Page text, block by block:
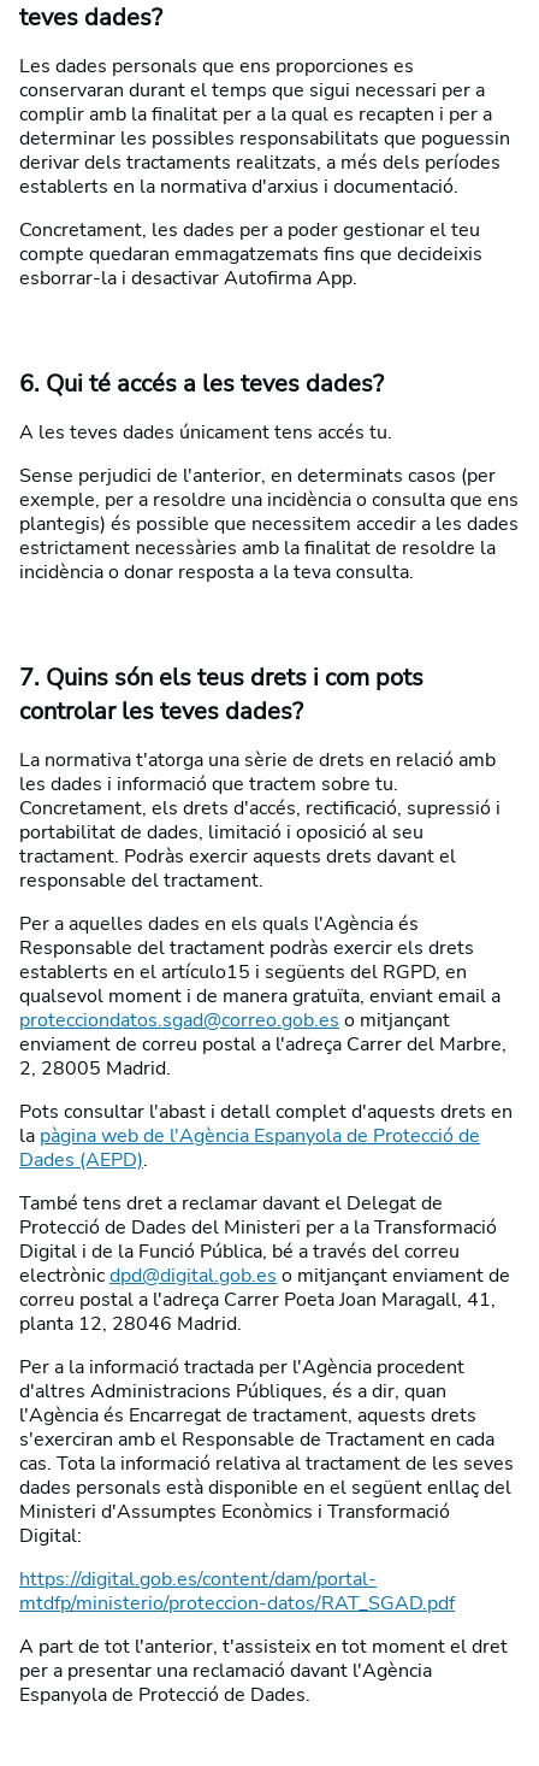
teves dades?
Les dades personals que ens proporciones es
conservaran durant el temps que sigui necessari per a
complir amb la finalitat per a la qual es recapten i per a
determinar les possibles responsabilitats que poguessin
derivar dels tractaments realitzats, a més dels períodes
establerts en la normativa d'arxius i documentació.
Concretament, les dades per a poder gestionar el teu
compte quedaran emmagatzemats fins que decideixis
esborrar-la i desactivar Autofirma App.
6. Qui té accés a les teves dades?
A les teves dades únicament tens accés tu.
Sense perjudici de l'anterior, en determinats casos (per
exemple, per a resoldre una incidència o consulta que ens
plantegis) és possible que necessitem accedir a les dades
estrictament necessàries amb la finalitat de resoldre la
incidència o donar resposta a la teva consulta.
7. Quins són els teus drets i com pots
controlar les teves dades?
La normativa t'atorga una sèrie de drets en relació amb
les dades i informació que tractem sobre tu.
Concretament, els drets d'accés, rectificació, supressió i
portabilitat de dades, limitació i oposició al seu
tractament. Podràs exercir aquests drets davant el
responsable del tractament.
Per a aquelles dades en els quals l'Agència és
Responsable del tractament podràs exercir els drets
establerts en el artículo15 i següents del RGPD, en
qualsevol moment i de manera gratuïta, enviant email a
protecciondatos.sgad@correo.gob.es o mitjançant
enviament de correu postal a l'adreça Carrer del Marbre,
2, 28005 Madrid.
Pots consultar l'abast i detall complet d'aquests drets en
la pàgina web de l'Agència Espanyola de Protecció de
Dades (AEPD).
També tens dret a reclamar davant el Delegat de
Protecció de Dades del Ministeri per a la Transformació
Digital i de la Funció Pública, bé a través del correu
electrònicdpd@digital.gob.es o mitjançant enviament de
correu postal a l'adreça Carrer Poeta Joan Maragall, 41,
planta 12, 28046 Madrid.
Per a la informació tractada per l'Agència procedent
d'altres Administracions Públiques, és a dir, quan
l'Agència és Encarregat de tractament, aquests drets
s'exerciran amb el Responsable de Tractament en cada
cas. Tota la informació relativa al tractament de les seves
dades personals està disponible en el següent enllaç del
Ministeri d'Assumptes Econòmics i Transformació
Digital:
https://digital.gob.es/content/dam/portal-
mtdfp/ministerio/proteccion-datos/RAT_SGAD.pdf
A part de tot l'anterior, t'assisteix en tot moment el dret
per a presentar una reclamació davant l'Agència
Espanyola de Protecció de Dades.